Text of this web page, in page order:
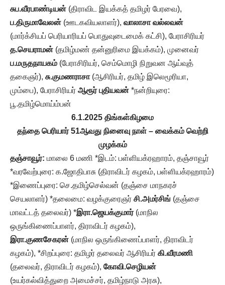
சுப.வீரபாண்டியன் (திராவிட இயக்கத் தமிழர் பேரவை),
ப.திருமாவேலன் (ஊடகவியலாளர்), வாலாசா வல்லவன்
(மார்க்சியப் பெரியாரியப் பொதுவுடைமைக் கட்சி), பேராசிரியர்
த.செயராமன் (தமிழ்மண் தன்னுரிமை இயக்கம்), முனைவர்
ப.மருதநாயகம் (பேராசிரியர், செம்மொழி நிறுவன ஆய்வுத்
தகைஞர்), சு.குமணராசா(ஆசிரியர், தமிழ் இலெமூரியா,
மும்பை), பேராசிரியர் ஆரூர் புதியவன் *நன்றியுரை:
பூ.தமிழ்மொய்ம்பன்
6.1.2025 திங்கள்கிழமை
தந்தை பெரியார் 51ஆவது நினைவு நாள் – வைக்கம் வெற்றி
முழக்கம்
தஞ்சாவூர்: மாலை 6 மணி *இடம்: பள்ளியக்ரஹாரம், தஞ்சாவூர்
*வரவேற்புரை: க.ஜோதிபாசு (திராவிடர் கழகம், பள்ளியக்ரஹாரம்)
*இணைப்புரை: செ.தமிழ்செல்வன் (தஞ்சை மாநகரச்
செயலாளர்) *தலைமை: வழக்குரைஞர் சி.அமர்சிங் (தஞ்சை
மாவட்டத் தலைவர்) *இரா.ஜெயக்குமார்(மாநில
ஒருங்கிணைப்பாளர், திராவிடர் கழகம்),
இரா.குணசேகரன் (மாநில ஒருங்கிணைப்பாளர், திராவிடர்
கழகம்), *சிறப்புரை: தமிழர் தலைவர் ஆசிரியர் கி.வீரமணி
(தலைவர், திராவிடர் கழகம்), கோவி.செழியன்
(உயர்கல்வித்துறை அமைச்சர், தமிழ்நாடு அரசு),